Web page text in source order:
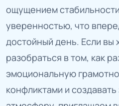
ощущением
уверенностью, что
достойный день. Если вы
разобраться в том, как
эмоциональную
конфликтами и